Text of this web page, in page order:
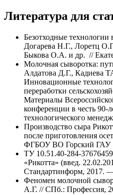
Литература для
Безотходные
Догарева Н.Г., Лоретц
Быкова О.А. и др. //
Молочная сыворотка:
Алдатова Д.Г., Кадиева
Инновационные
переработки
Материалы
конференции в честь 90-
технологического
Производство сыра
после приготовления
ФГБОУ ВО Горский ГАУ
ТУ 10.51.40-284-
«Рикотта» (введ.
Стандартинформ, 2017.
Феномен молочной
А.Г. // СПб.: Профессия,